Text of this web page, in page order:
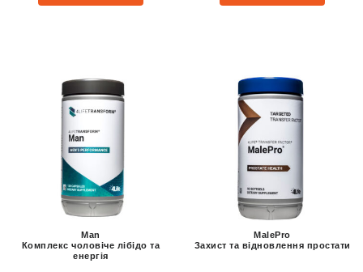
Man
Комплекс чоловіче лібідо та
енергія
MalePro
Захист та відновлення простати